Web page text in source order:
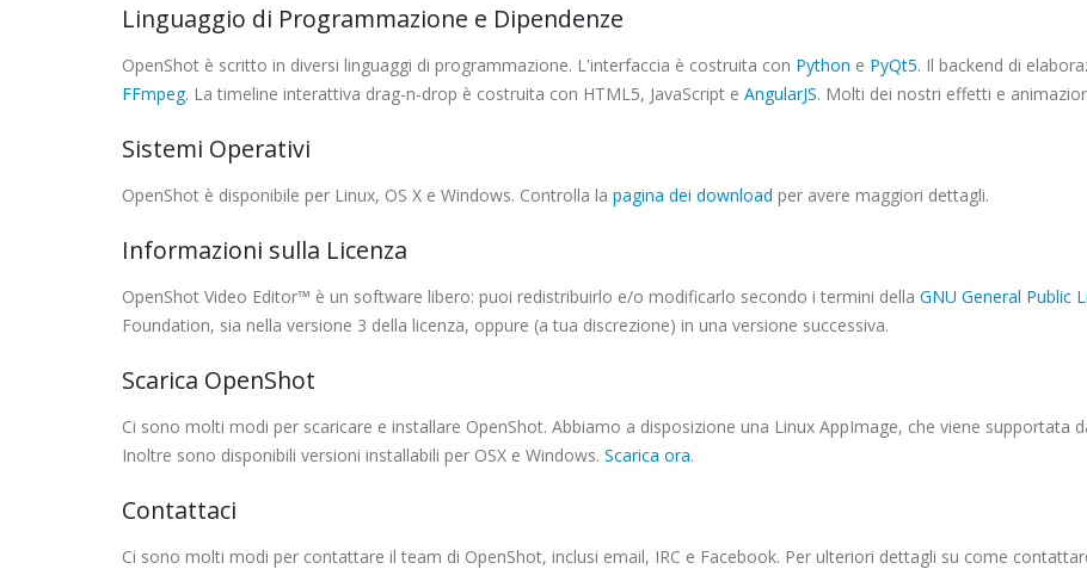
Linguaggio di Programmazione e Dipendenze
OpenShot è scritto in diversi linguaggi di programmazione. L'interfaccia è costruita con Python e PyQt5. Il backend di
FFmpeg. La timeline interattiva drag-n-drop è costruita con HTML5, JavaScript e AngularJS. Molti dei nostri effetti e
Sistemi Operativi
OpenShot è disponibile per Linux, OS X e Windows. Controlla la pagina dei download per avere maggiori dettagli.
Informazioni sulla Licenza
OpenShot Video Editor™ è un software libero: puoi redistribuirlo e/o modificarlo secondo i termini della GNU General Public
Foundation, sia nella versione 3 della licenza, oppure (a tua discrezione) in una versione successiva.
Scarica OpenShot
Ci sono molti modi per scaricare e installare OpenShot. Abbiamo a disposizione una Linux AppImage, che viene supportata
Inoltre sono disponibili versioni installabili per OSX e Windows. Scarica ora.
Contattaci
Ci sono molti modi per contattare il team di OpenShot, inclusi email, IRC e Facebook. Per ulteriori dettagli su come